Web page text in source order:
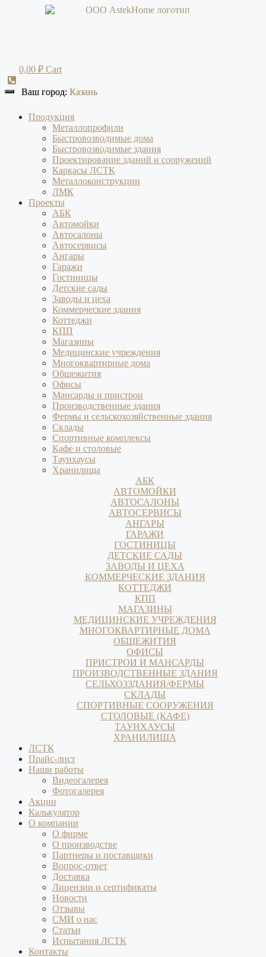
0,00 ₽ Cart
Продукция
Металлопрофили
Быстровозводимые дома
Быстровозводимые здания
Проектирование зданий и сооружений
Каркасы ЛСТК
Металлоконструкции
ЛМК
Проекты
АБК
Автомойки
Автосалоны
Автосервисы
Ангары
Гаражи
Гостиницы
Детские сады
Заводы и цеха
Коммерческие здания
Коттеджи
КПП
Магазины
Медицинские учреждения
Многоквартирные дома
Общежития
Офисы
Мансарды и пристрои
Производственные здания
Фермы и сельскохозяйственные здания
Склады
Спортивные комплексы
Кафе и столовые
Таунхаусы
Хранилища
АБК
АВТОМОЙКИ
АВТОСАЛОНЫ
АВТОСЕРВИСЫ
АНГАРЫ
ГАРАЖИ
ГОСТИНИЦЫ
ДЕТСКИЕ САДЫ
ЗАВОДЫ И ЦЕХА
КОММЕРЧЕСКИЕ ЗДАНИЯ
КОТТЕДЖИ
КПП
МАГАЗИНЫ
МЕДИЦИНСКИЕ УЧРЕЖДЕНИЯ
МНОГОКВАРТИРНЫЕ ДОМА
ОБЩЕЖИТИЯ
ОФИСЫ
ПРИСТРОИ И МАНСАРДЫ
ПРОИЗВОДСТВЕННЫЕ ЗДАНИЯ
СЕЛЬХОЗЗДАНИЯ/ФЕРМЫ
СКЛАДЫ
СПОРТИВНЫЕ СООРУЖЕНИЯ
СТОЛОВЫЕ (КАФЕ)
ТАУНХАУСЫ
ХРАНИЛИЩА
ЛСТК
Прайс-лист
Наши работы
Видеогалерея
Фотогалерея
Акции
Калькулятор
О компании
О фирме
О производстве
Партнеры и поставщики
Вопрос-ответ
Доставка
Лицензии и сертификаты
Новости
Отзывы
СМИ о нас
Статьи
Испытания ЛСТК
Контакты
Ваш город: Казань
Ваш город: Казань